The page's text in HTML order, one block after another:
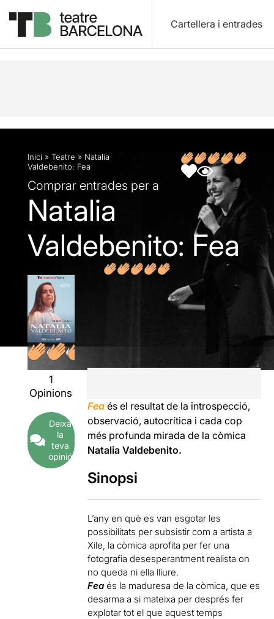
Cartellera i entrades
Descripció Fitxa artística Opinions
Inici » Teatre » Natalia
Valdebenito: Fea
Comprar entrades per a
Natalia
Valdebenito: Fea
1
Opinions
Deixa
la
teva
opinió
Fea és el resultat de la introspecció,
observació, autocrítica i cada cop
més profunda mirada de la còmica
Natalia Valdebenito.
Sinopsi
L’any en què es van esgotar les
possibilitats per subsistir com a artista a
Xile, la còmica aprofita per fer una
fotografia desesperantment realista on
no queda ni ella lliure.
Fea és la maduresa de la còmica, que es
desarma a si mateixa per després fer
explotar tot el que aquest temps